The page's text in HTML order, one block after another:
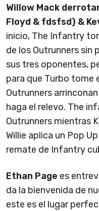
Willow Mack
Floyd & fdsfsd) &
inicio, The Infantry
de los Outrunners sin
sus tres oponentes,
para que Turbo tome
Outrunners
haga el relevo. The
Outrunners mientras
Willie aplica un Pop
remate de Infantry
Ethan Page es
da la bienvenida de
este es el lugar